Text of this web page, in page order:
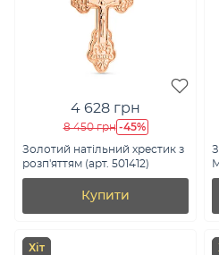
4 628 грн
8 450 грн -45%
Золотий натільний хрестик з
розп'яттям (арт. 501412)
Купити
Хіт